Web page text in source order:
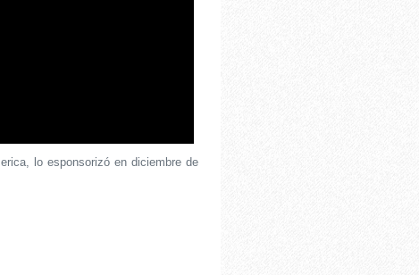
lo esponsorizó en diciembre de